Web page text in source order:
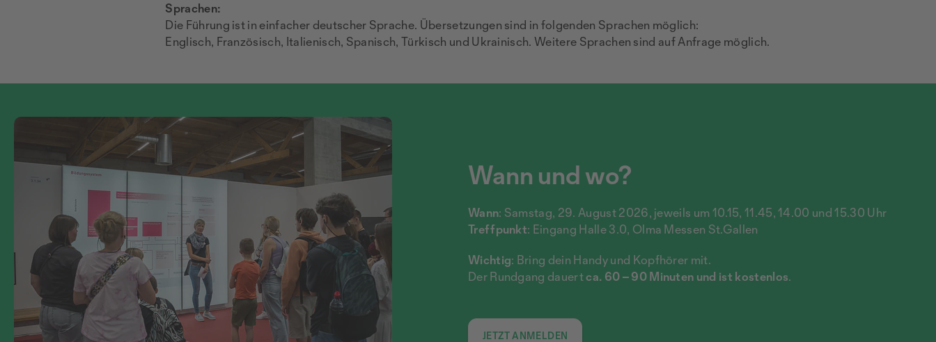
Sprachen:
Die Führung ist in einfacher deutscher Sprache. Übersetzungen sind in folgenden Sprachen möglich:
Englisch, Französisch, Italienisch, Spanisch, Türkisch und Ukrainisch. Weitere Sprachen sind auf Anfrage möglich.
Wann und wo?
Wann: Samstag, 29. August 2026, jeweils um 10.15, 11.45, 14.00 und 15.30 Uhr
Treffpunkt: Eingang Halle 3.0, Olma Messen St.Gallen
Wichtig: Bring dein Handy und Kopfhörer mit.
Der Rundgang dauertca. 60 – 90 Minuten und ist kostenlos.
JETZT ANMELDEN